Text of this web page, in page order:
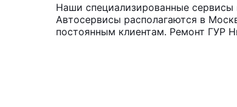
Наши специализированные сервисы
Автосервисы располагаются в
постоянным клиентам. Ремонт ГУР